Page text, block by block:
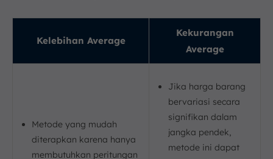
Kelebihan Average
Kekurangan
Average
Metode yang mudah
diterapkan karena hanya
membutuhkan peritungan
Jika harga barang
bervariasi secara
signifikan dalam
jangka pendek,
metode ini dapat